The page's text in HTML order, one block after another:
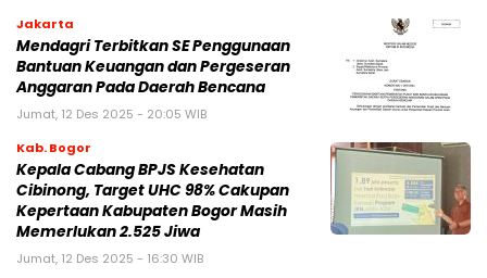
Jakarta
Mendagri Terbitkan SE Penggunaan
Bantuan Keuangan dan Pergeseran
Anggaran Pada Daerah Bencana
Jumat, 12 Des 2025 - 20:05 WIB
Kab. Bogor
Kepala Cabang BPJS Kesehatan
Cibinong, Target UHC 98% Cakupan
Kepertaan Kabupaten Bogor Masih
Memerlukan 2.525 Jiwa
Jumat, 12 Des 2025 - 16:30 WIB